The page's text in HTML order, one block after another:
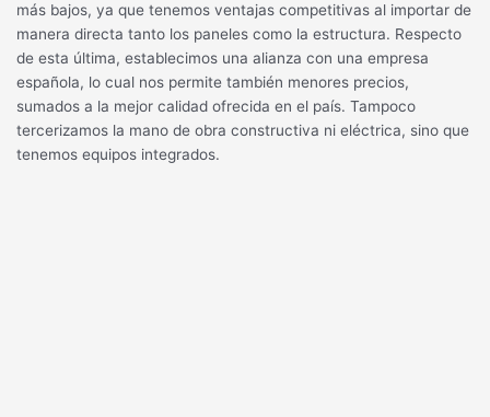
más bajos, ya que tenemos ventajas competitivas al importar de
manera directa tanto los paneles como la estructura. Respecto
de esta última, establecimos una alianza con una empresa
española, lo cual nos permite también menores precios,
sumados a la mejor calidad ofrecida en el país. Tampoco
tercerizamos la mano de obra constructiva ni eléctrica, sino que
tenemos equipos integrados.